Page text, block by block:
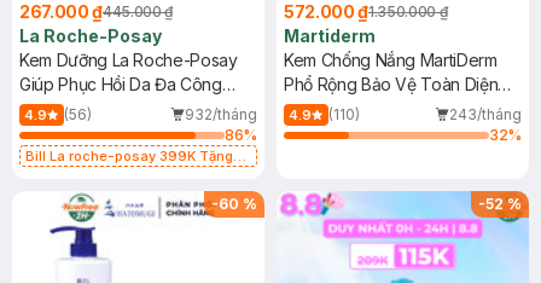
267.000 ₫445.000 ₫
La Roche-Posay
Kem Dưỡng La Roche-Posay
Giúp Phục Hồi Da Đa Công
Dụng 40ml
4.9 (56)
932/tháng
86%
Bill La roche-posay 399K Tặng
(SL có hạn)
572.000 ₫1.350.000 ₫
Martiderm
Kem Chống Nắng MartiDerm
Phổ Rộng Bảo Vệ Toàn Diện
40ml
4.9 (110)
243/tháng
32%
-60 % -52%